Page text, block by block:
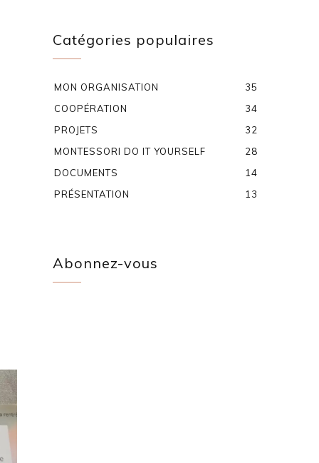
Catégories populaires
MON ORGANISATION
35
COOPÉRATION
34
PROJETS
32
MONTESSORI DO IT YOURSELF
28
DOCUMENTS
14
PRÉSENTATION
13
Abonnez-vous